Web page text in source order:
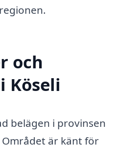
och
Köseli
belägen i provinsen
Området är känt för